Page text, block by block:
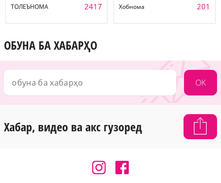
ТОЛЕЪНОМА 2417 Хобнома 201
ОБУНА БА ХАБАРҲО
OK
Хабар, видео ва акс гузоред